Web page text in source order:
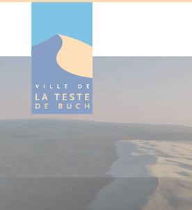
RECHERCHE
Cookies management panel